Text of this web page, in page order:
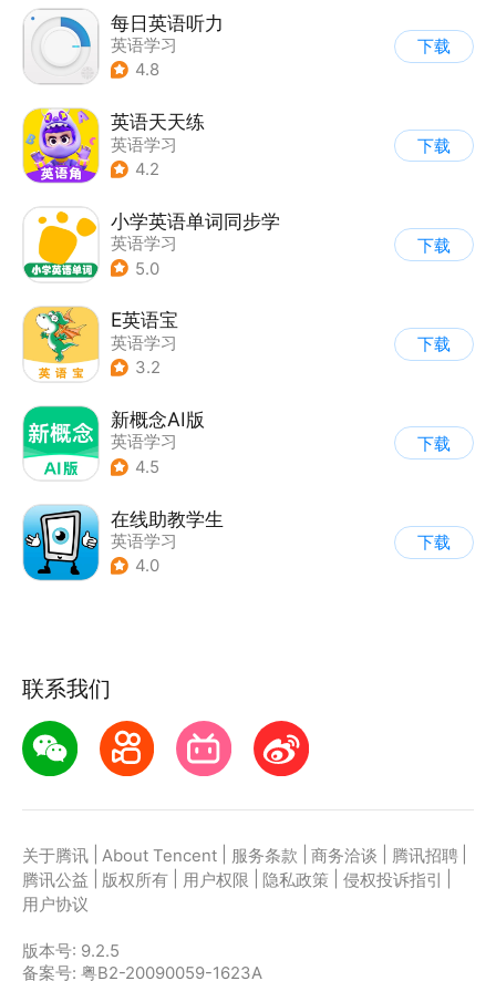
每日英语听力
英语学习
4.8
下载
英语天天练
英语学习
4.2
下载
小学英语单词同步学
英语学习
5.0
下载
E英语宝
英语学习
3.2
下载
新概念AI版
英语学习
4.5
下载
在线助教学生
英语学习
4.0
下载
联系我们
关于腾讯 About Tencent 服务条款 商务洽谈 腾讯招聘
腾讯公益
版权所有 用户权限 隐私政策 侵权投诉指引
用户协议
版本号: 9.2.5
备案号: 粤B2-20090059-1623A